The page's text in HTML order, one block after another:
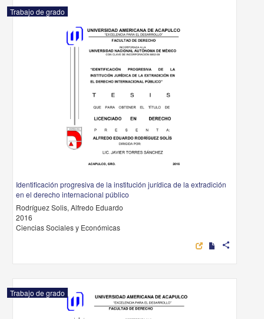
Trabajo de grado
Identificación progresiva de la institución jurídica de la extradición
en el derecho internacional público
Rodríguez Solis, Alfredo Eduardo
2016
Ciencias Sociales y Económicas
share
Trabajo de grado